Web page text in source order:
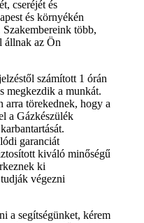
cseréjét és
és környékén
Szakembereink több,
állnak az Ön
számított 1 órán
megkezdik a munkát.
arra törekednek, hogy a
a Gázkészülék
garanciát
kiváló minőségű
ki
végezni
a segítségünket, kérem